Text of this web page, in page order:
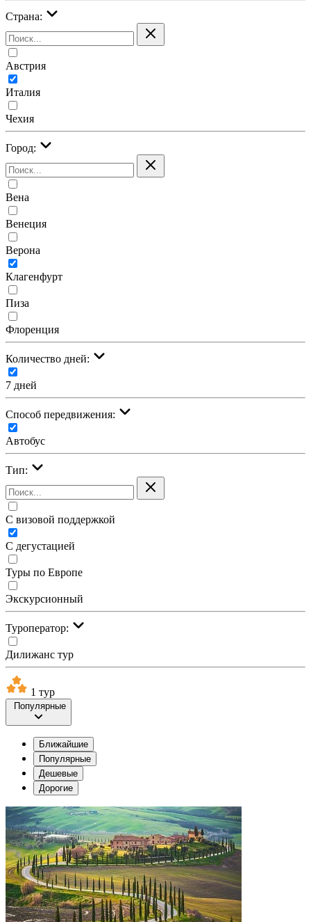
Страна:
Австрия
Италия
Чехия
Город:
Вена
Венеция
Верона
Клагенфурт
Пиза
Флоренция
Количество дней:
7 дней
Cпособ передвижения:
Автобус
Тип:
С визовой поддержкой
С дегустацией
Туры по Европе
Экскурсионный
Туроператор:
Дилижанс тур
1 тур
Популярные
Ближайшие
Популярные
Дешевые
Дорогие